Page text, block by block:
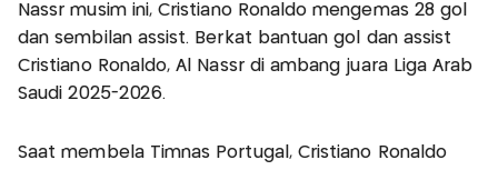
Nassr musim ini, Cristiano Ronaldo mengemas 28 gol
dan sembilan assist. Berkat bantuan gol dan assist
Cristiano Ronaldo, Al Nassr di ambang juara Liga Arab
Saudi 2025-2026.
Saat membela Timnas Portugal, Cristiano Ronaldo